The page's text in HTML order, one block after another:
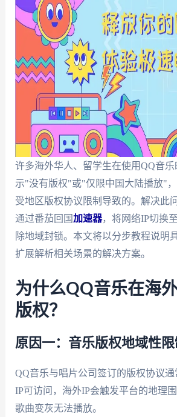
许多海外华人、留学生在使用QQ音
示"没有版权"或"仅限中国大陆播放"
受地区版权协议限制导致的。解决此
通过番茄回国加速器，将网络IP切换
除地域封锁。本文将以分步教程说明
扩展解析相关场景的解决方案。
为什么QQ音乐在海
版权？
原因一：音乐版权地域性限
QQ音乐与唱片公司签订的版权协议
IP可访问，海外IP会触发平台的地理
歌曲变灰无法播放。